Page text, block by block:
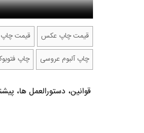
قیمت چاپ عکس قیمت
چاپ آلبوم عروسی
چاپ
قوانین، دستورالعمل ها،